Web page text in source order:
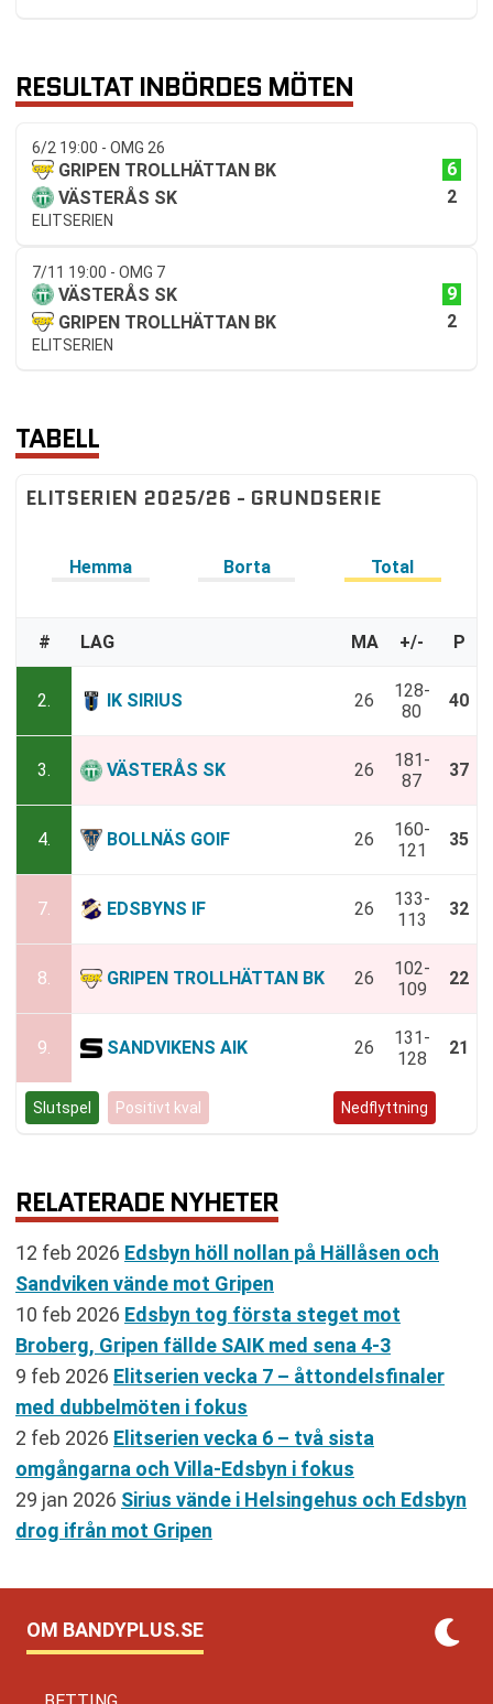
RESULTAT INBÖRDES MÖTEN
6/2 19:00 - OMG 26
GRIPEN TROLLHÄTTAN BK
6
VÄSTERÅS SK
2
ELITSERIEN
7/11 19:00 - OMG 7
VÄSTERÅS SK
9
GRIPEN TROLLHÄTTAN BK
2
ELITSERIEN
TABELL
ELITSERIEN 2025/26 - GRUNDSERIE
Hemma Borta Total
# LAG MA +/- P
2. IK SIRIUS 26
128-
80
40
3. VÄSTERÅS SK 26
181-
87
37
4. BOLLNÄS GOIF 26
160-
121
35
7. EDSBYNS IF 26
133-
113
32
8. GRIPEN TROLLHÄTTAN BK 26
102-
109
22
9. SANDVIKENS AIK 26
131-
128
21
Slutspel Positivt kval Nedflyttning
RELATERADE NYHETER
12 feb 2026 Edsbyn höll nollan på Hällåsen och
Sandviken vände mot Gripen
10 feb 2026 Edsbyn tog första steget mot
Broberg, Gripen fällde SAIK med sena 4-3
9 feb 2026 Elitserien vecka 7 – åttondelsfinaler
med dubbelmöten i fokus
2 feb 2026 Elitserien vecka 6 – två sista
omgångarna och Villa-Edsbyn i fokus
29 jan 2026 Sirius vände i Helsingehus och Edsbyn
drog ifrån mot Gripen
OM BANDYPLUS.SE